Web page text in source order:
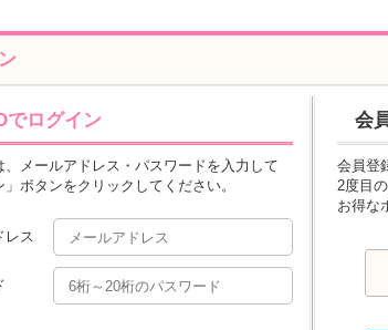
でログイン
、メールアドレス・パスワードを入力して
」ボタンをクリックしてください。
レス
会
会員登
2度目
お得な